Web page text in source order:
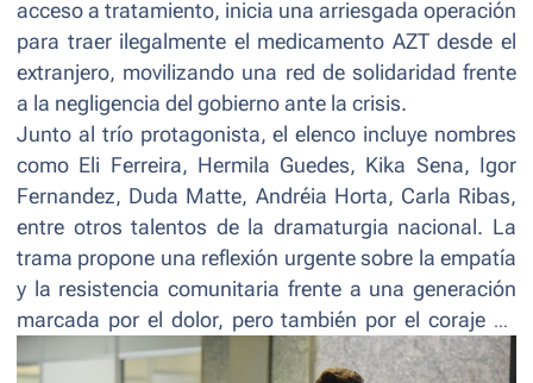
acceso a tratamiento, inicia una arriesgada operación
para traer ilegalmente el medicamento AZT desde el
extranjero, movilizando una red de solidaridad frente
a la negligencia del gobierno ante la crisis.
Junto al trío protagonista, el elenco incluye nombres
como Eli Ferreira, Hermila Guedes, Kika Sena, Igor
Fernandez, Duda Matte, Andréia Horta, Carla Ribas,
entre otros talentos de la dramaturgia nacional. La
trama propone una reflexión urgente sobre la empatía
y la resistencia comunitaria frente a una generación
marcada por el dolor, pero también por el coraje de
enfrentar el prejuicio y luchar por la dignidad y la vida.